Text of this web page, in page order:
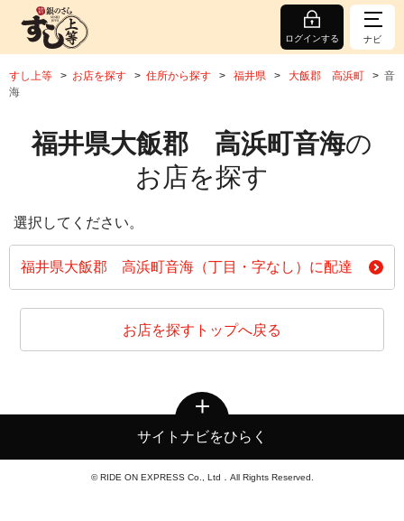
ログインする ナビ
すし上等 お店を探す 住所から探す 福井県 大飯郡 高浜町
音
海
福井県大飯郡 高浜町音海の
お店を探す
選択してください。
福井県大飯郡 高浜町音海（丁目・字なし）に配達
お店を探すトップへ戻る
サイトナビをひらく
© RIDE ON EXPRESS Co., Ltd．All Rights Reserved.